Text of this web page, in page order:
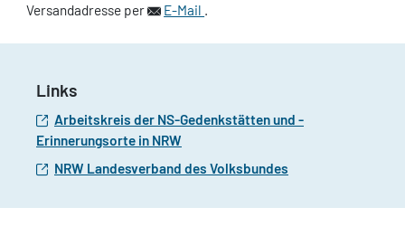
Versandadresse per
E-Mail
Links
Arbeitskreis der NS-Gedenkstätten und -
Erinnerungsorte in NRW
NRW Landesverband des Volksbundes